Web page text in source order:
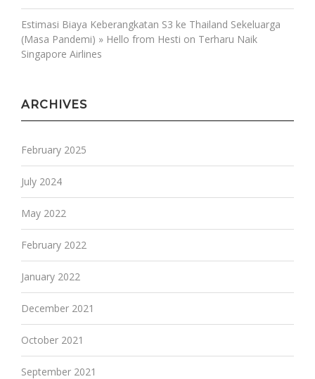
Estimasi Biaya Keberangkatan S3 ke Thailand Sekeluarga
(Masa Pandemi) » Hello from Hesti on Terharu Naik
Singapore Airlines
ARCHIVES
February 2025
July 2024
May 2022
February 2022
January 2022
December 2021
October 2021
September 2021